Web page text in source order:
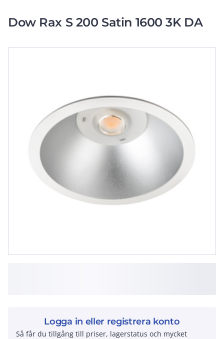
Dow Rax S 200 Satin 1600 3K DA
Logga in eller registrera konto
Så får du tillgång till priser, lagerstatus och mycket